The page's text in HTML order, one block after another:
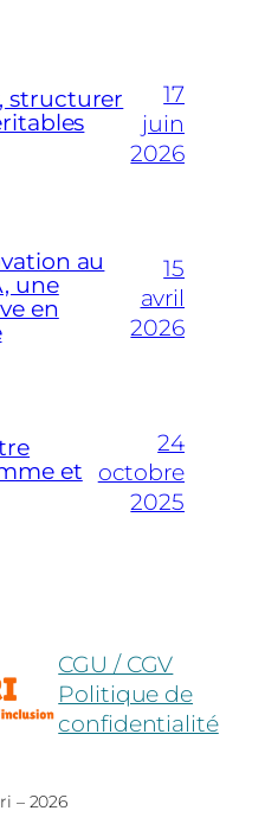
structurer
17
juin
2026
au
une
en
15
avril
2026
et
24
octobre
2025
CGU / CGV
Politique de
confidentialité
– 2026